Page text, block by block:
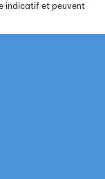
indicatif et peuvent